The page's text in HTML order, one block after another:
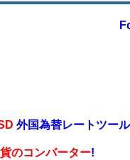
外国為替レートツー
のコンバーター!